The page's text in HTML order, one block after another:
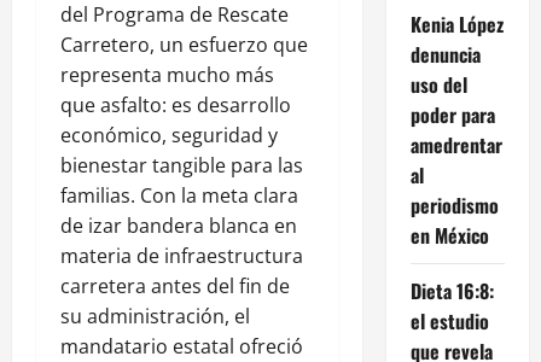
del Programa de Rescate
Carretero, un esfuerzo que
representa mucho más
que asfalto: es desarrollo
económico, seguridad y
bienestar tangible para las
familias. Con la meta clara
de izar bandera blanca en
materia de infraestructura
carretera antes del fin de
su administración, el
mandatario estatal ofreció
Kenia López
denuncia
uso del
poder para
amedrentar
al
periodismo
en México
Dieta 16:8:
el estudio
que revela